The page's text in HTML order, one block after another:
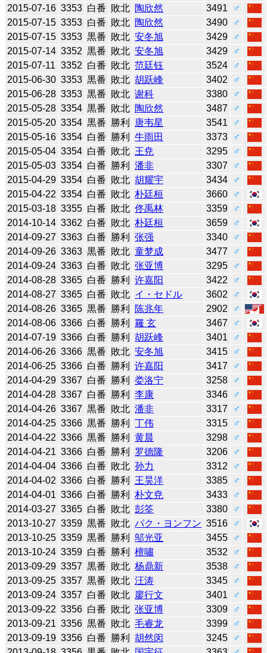
2015-07-16 3353 白番 敗北 陶欣然 3491
♂
2015-07-15 3353 白番 敗北 陶欣然 3490
♂
2015-07-15 3353 黒番 敗北 安冬旭 3429
♂
2015-07-14 3352 黒番 敗北 安冬旭 3429
♂
2015-07-11 3352 白番 敗北 范廷钰 3524
♂
2015-06-30 3353 黒番 敗北 胡跃峰 3402
♂
2015-06-28 3353 黒番 敗北 谢科 3380
♂
2015-05-28 3354 黒番 敗北 陶欣然 3487
♂
2015-05-20 3354 黒番 勝利 唐韦星 3541
♂
2015-05-16 3354 白番 勝利 牛雨田 3373
♂
2015-05-04 3354 白番 敗北 王尭 3295
♂
2015-05-03 3354 白番 勝利 潘非 3307
♂
2015-04-29 3354 白番 敗北 胡耀宇 3434
♂
2015-04-22 3354 白番 敗北 朴廷桓 3660
♂
2015-03-18 3355 白番 敗北 佟禹林 3359
♂
2014-10-14 3362 白番 敗北 朴廷桓 3659
♂
2014-09-27 3363 白番 勝利 张强 3340
♂
2014-09-26 3363 黒番 敗北 童梦成 3477
♂
2014-09-24 3363 白番 敗北 张亚博 3295
♂
2014-08-28 3365 白番 勝利 许嘉阳 3422
♂
2014-08-27 3365 白番 敗北 イ・セドル 3602
♂
2014-08-26 3365 黒番 勝利 陈兆年 2902
♂
2014-08-06 3366 白番 勝利 羅 玄 3467
♂
2014-07-19 3366 白番 勝利 胡跃峰 3401
♂
2014-06-26 3366 黒番 敗北 安冬旭 3415
♂
2014-06-25 3366 白番 勝利 许嘉阳 3417
♂
2014-04-29 3367 白番 勝利 娄洛宁 3258
♂
2014-04-28 3367 白番 勝利 李康 3346
♂
2014-04-26 3367 黒番 敗北 潘非 3317
♂
2014-04-25 3366 黒番 勝利 丁伟 3315
♂
2014-04-22 3366 黒番 勝利 黄晨 3298
♂
2014-04-21 3366 白番 勝利 罗德隆 3206
♂
2014-04-04 3366 白番 敗北 孙力 3312
♂
2014-04-02 3366 白番 勝利 王昊洋 3385
♂
2014-04-01 3366 白番 勝利 朴文尭 3433
♂
2014-03-27 3365 白番 敗北 彭筌 3380
♂
2013-10-27 3359 黒番 敗北 パク・ヨンフン 3516
♂
2013-10-25 3359 黒番 勝利 邬光亚 3455
♂
2013-10-24 3359 白番 勝利 檀嘯 3532
♂
2013-09-29 3357 黒番 敗北 杨鼎新 3538
♂
2013-09-25 3357 黒番 敗北 汪涛 3345
♂
2013-09-24 3357 白番 敗北 廖行文 3401
♂
2013-09-22 3356 白番 敗北 张亚博 3309
♂
2013-09-21 3356 黒番 敗北 毛睿龙 3399
♂
2013-09-19 3356 白番 勝利 胡然闵 3245
♂